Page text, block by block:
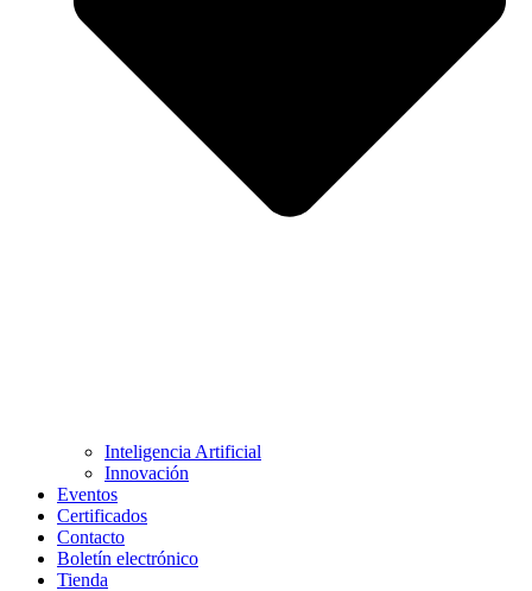
Inteligencia Artificial
Innovación
Eventos
Certificados
Contacto
Boletín electrónico
Tienda